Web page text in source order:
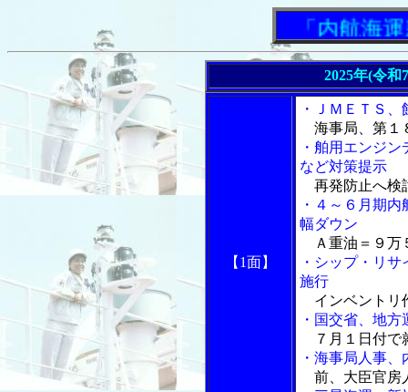
「内航海運新
2025年(令
【1面】
・ＪＭＥＴＳ
海事局、第１
・舶用エンジ
など対策提示
再発防止へ検
・４～６月期
幅ダウン
Ａ重油＝９万
・シップ・リ
施行
インベントリ
・国交省、地
７月１日付で
・海事局人事
前、大臣官房